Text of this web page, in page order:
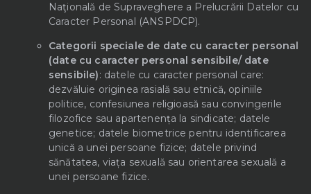
Naţională de Supraveghere a Prelucrării Datelor cu
Caracter Personal (ANSPDCP).
Categorii speciale de date cu caracter personal
(date cu caracter personal sensibile/ date
sensibile): datele cu caracter personal care:
dezvăluie originea rasială sau etnică, opiniile
politice, confesiunea religioasă sau convingerile
filozofice sau apartenența la sindicate; datele
genetice; datele biometrice pentru identificarea
unică a unei persoane fizice; datele privind
sănătatea, viața sexuală sau orientarea sexuală a
unei persoane fizice.